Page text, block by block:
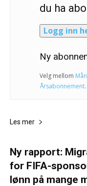
du ha
Logg inn
Ny
Velg mellom
Årsabonnement.
Les mer
Ny rapport:
for FIFA-
lønn på mange